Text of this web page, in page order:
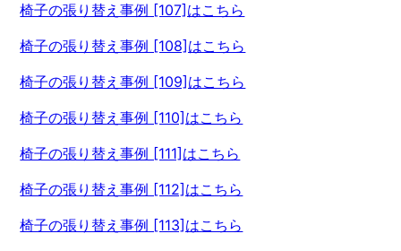
椅子の張り替え事例 [107]はこちら
椅子の張り替え事例 [108]はこちら
椅子の張り替え事例 [109]はこちら
椅子の張り替え事例 [110]はこちら
椅子の張り替え事例 [111]はこちら
椅子の張り替え事例 [112]はこちら
椅子の張り替え事例 [113]はこちら